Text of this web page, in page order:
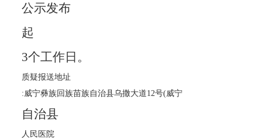
公示发布
起
3个工作日。
质疑报送地址
:威宁彝族回族苗族自治县乌撒大道12号(威宁
自治县
人民医院